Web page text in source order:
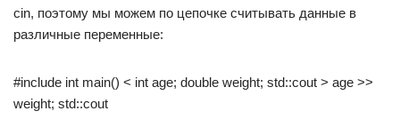
cin, поэтому мы можем по цепочке считывать данные в
различные переменные:
#include int main() < int age; double weight; std::cout > age >>
weight; std::cout